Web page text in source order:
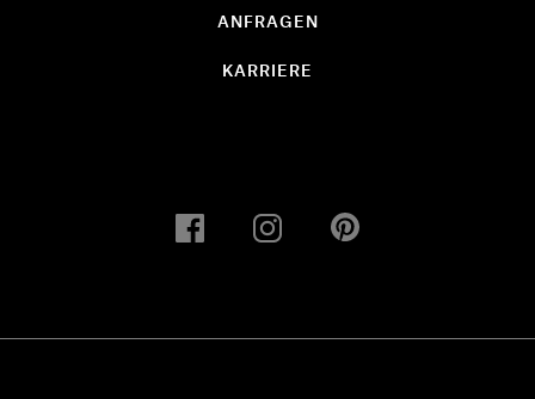
ANFRAGEN
KARRIERE